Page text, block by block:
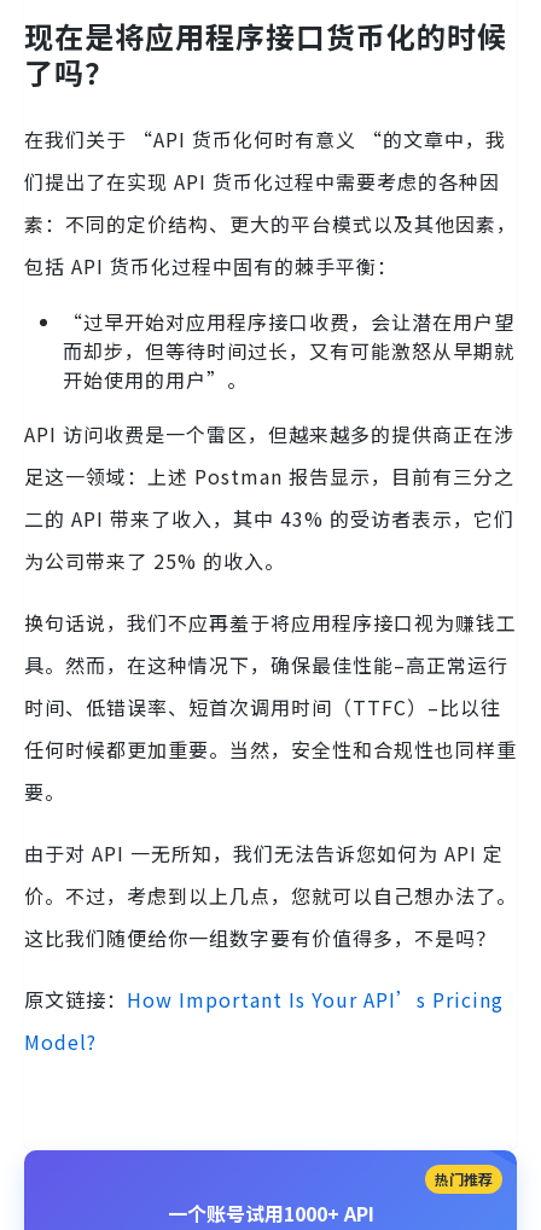
现在是将应用程序接口货币化的时候
了吗？
在我们关于 “API 货币化何时有意义 “的文章中，我
们提出了在实现 API 货币化过程中需要考虑的各种因
素：不同的定价结构、更大的平台模式以及其他因素，
包括 API 货币化过程中固有的棘手平衡：
“过早开始对应用程序接口收费，会让潜在用户望
而却步，但等待时间过长，又有可能激怒从早期就
开始使用的用户”。
API 访问收费是一个雷区，但越来越多的提供商正在涉
足这一领域：上述 Postman 报告显示，目前有三分之
二的 API 带来了收入，其中 43% 的受访者表示，它们
为公司带来了 25% 的收入。
换句话说，我们不应再羞于将应用程序接口视为赚钱工
具。然而，在这种情况下，确保最佳性能–高正常运行
时间、低错误率、短首次调用时间（TTFC）–比以往
任何时候都更加重要。当然，安全性和合规性也同样重
要。
由于对 API 一无所知，我们无法告诉您如何为 API 定
价。不过，考虑到以上几点，您就可以自己想办法了。
这比我们随便给你一组数字要有价值得多，不是吗？
原文链接： How Important Is Your API’s Pricing
Model?
热门推荐
一个账号试用1000+ API